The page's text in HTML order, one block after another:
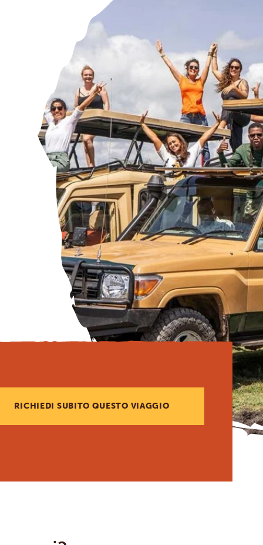
RICHIEDI SUBITO QUESTO VIAGGIO